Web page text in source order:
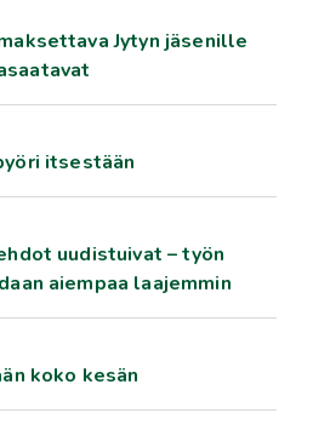
Jytyn jäsenille
itsestään
uudistuivat – työn
aiempaa laajemmin
koko kesän